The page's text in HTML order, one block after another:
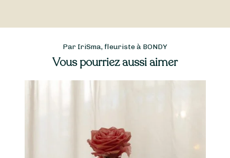
Par IriSma, fleuriste à BONDY
Vous pourriez aussi aimer